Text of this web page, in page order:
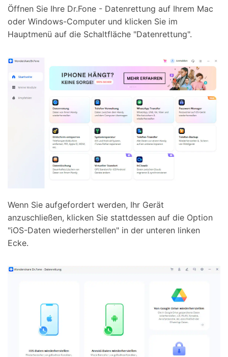
Öffnen Sie Ihre Dr.Fone - Datenrettung auf Ihrem Mac
oder Windows-Computer und klicken Sie im
Hauptmenü auf die Schaltfläche "Datenrettung".
Wenn Sie aufgefordert werden, Ihr Gerät
anzuschließen, klicken Sie stattdessen auf die Option
"iOS-Daten wiederherstellen" in der unteren linken
Ecke.